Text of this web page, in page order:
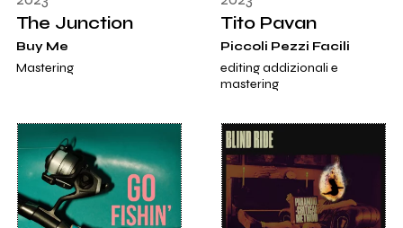
The Junction
Buy Me
Mastering
Tito Pavan
Piccoli Pezzi Facili
editing addizionali e
mastering